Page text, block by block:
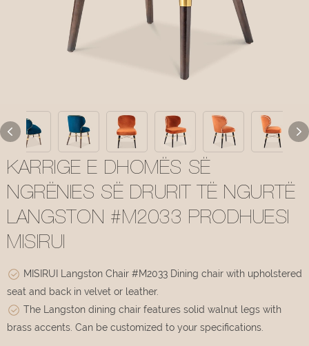
KARRIGE E DHOMËS SË
NGRËNIES SË DRURIT TË NGURTË
LANGSTON #M2033 PRODHUESI
MISIRUI
MISIRUI Langston Chair #M2033 Dining chair with upholstered
seat and back in velvet or leather.
The Langston dining chair features solid walnut legs with
brass accents. Can be customized to your specifications.